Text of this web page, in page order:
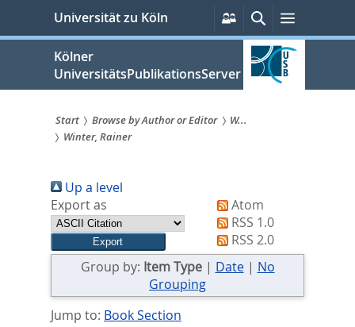
springen
Universität zu Köln
Persönliche
Services
SucheMenü
Kölner
UniversitätsPublikationsServer
Sie
sind
hier:
Start Browse by Author or Editor
W...
Winter, Rainer
Up a level
Export as
Atom
RSS 1.0
RSS 2.0
Group by: Item Type| Date| No
Grouping
Jump to: Book Section